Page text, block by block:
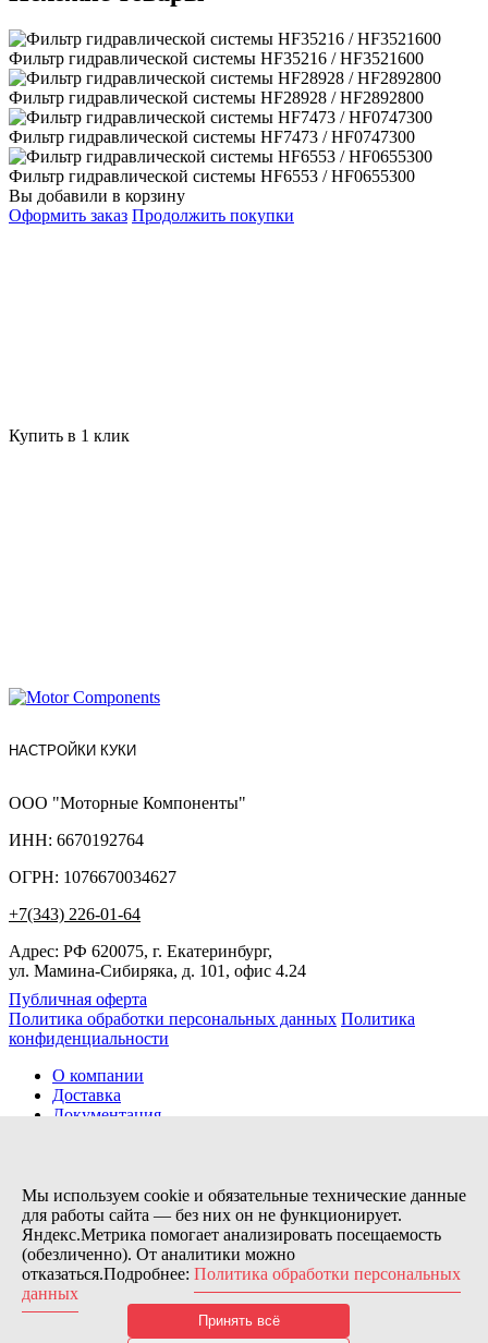
Фильтр гидравлической системы HF35216 / HF3521600
Фильтр гидравлической системы HF28928 / HF2892800
Фильтр гидравлической системы HF7473 / HF0747300
Фильтр гидравлической системы HF6553 / HF0655300
Вы добавили в корзину
Оформить заказ Продолжить покупки
Купить в 1 клик
НАСТРОЙКИ КУКИ
ООО "Моторные Компоненты"
ИНН: 6670192764
ОГРН: 1076670034627
+7(343) 226-01-64
Адрес: РФ 620075, г. Екатеринбург,
ул. Мамина-Сибиряка, д. 101, офис 4.24
Публичная оферта
Политика обработки персональных данных Политика
конфиденциальности
О компании
Доставка
Документация
Контакты
Заказов сегодня / Всего
11133
Нас можно найти тут:
© 2026 Motor Components. Все права защищены
Мы используем cookie и обязательные технические данные
для работы сайта — без них он не функционирует.
Яндекс.Метрика помогает анализировать посещаемость
(обезличенно). От аналитики можно
отказаться.Подробнее: Политика обработки персональных
данных
Принять всё